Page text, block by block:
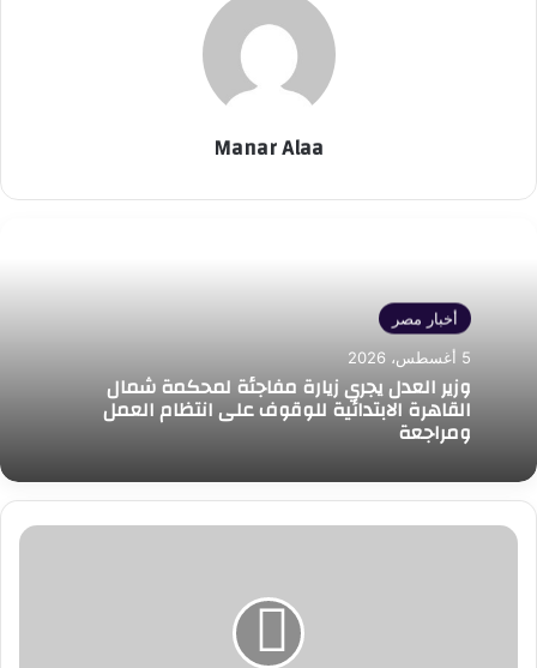
Manar Alaa
أخبار مصر
5 أغسطس، 2026
وزير العدل يجري زيارة مفاجئة لمحكمة شمال
القاهرة الابتدائية للوقوف على انتظام العمل
ومراجعة
33